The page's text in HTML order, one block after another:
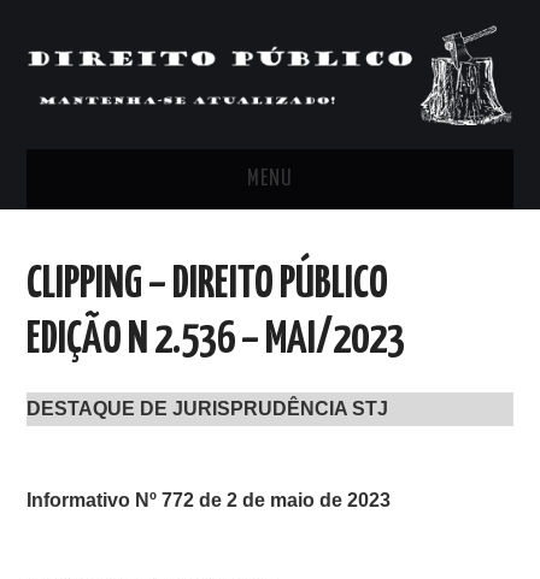
MENU
ARTIGOS, COMENTÁRIOS E PONTOS
DE VISTA
CLIPPING’S
CLIPPING – DIREITO PÚBLICO
EDIÇÃO N 2.536 – MAI/2023
DESTAQUE DE JURISPRUDÊNCIA STJ
Informativo Nº 772 de 2 de maio de 2023